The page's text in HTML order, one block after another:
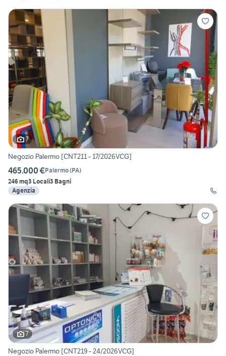
7
Negozio Palermo [CNT211 - 17/2026VCG]
465.000 €Palermo(PA)
246 mq3 Locali3 Bagni
Agenzia
7
Negozio Palermo [CNT219 - 24/2026VCG]